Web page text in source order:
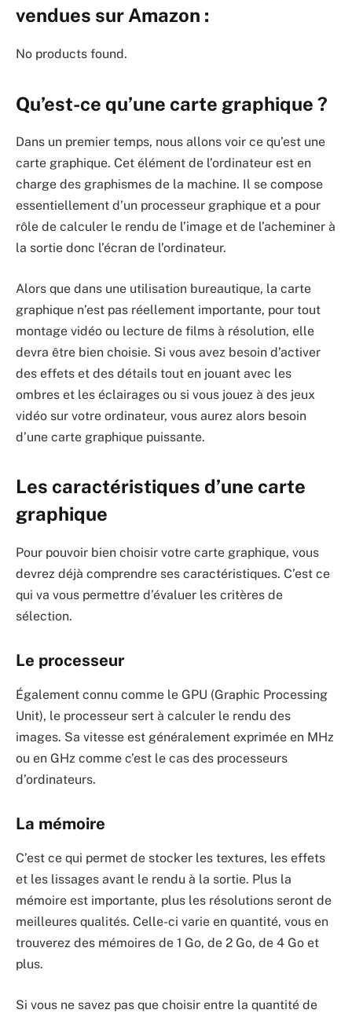
vendues sur Amazon :
No products found.
Qu’est-ce qu’une carte graphique ?
Dans un premier temps, nous allons voir ce qu’est une
carte graphique. Cet élément de l’ordinateur est en
charge des graphismes de la machine. Il se compose
essentiellement d’un processeur graphique et a pour
rôle de calculer le rendu de l’image et de l’acheminer à
la sortie donc l’écran de l’ordinateur.
Alors que dans une utilisation bureautique, la carte
graphique n’est pas réellement importante, pour tout
montage vidéo ou lecture de films à résolution, elle
devra être bien choisie. Si vous avez besoin d’activer
des effets et des détails tout en jouant avec les
ombres et les éclairages ou si vous jouez à des jeux
vidéo sur votre ordinateur, vous aurez alors besoin
d’une carte graphique puissante.
Les caractéristiques d’une carte
graphique
Pour pouvoir bien choisir votre carte graphique, vous
devrez déjà comprendre ses caractéristiques. C’est ce
qui va vous permettre d’évaluer les critères de
sélection.
Le processeur
Également connu comme le GPU (Graphic Processing
Unit), le processeur sert à calculer le rendu des
images. Sa vitesse est généralement exprimée en MHz
ou en GHz comme c’est le cas des processeurs
d’ordinateurs.
La mémoire
C’est ce qui permet de stocker les textures, les effets
et les lissages avant le rendu à la sortie. Plus la
mémoire est importante, plus les résolutions seront de
meilleures qualités. Celle-ci varie en quantité, vous en
trouverez des mémoires de 1 Go, de 2 Go, de 4 Go et
plus.
Si vous ne savez pas que choisir entre la quantité de